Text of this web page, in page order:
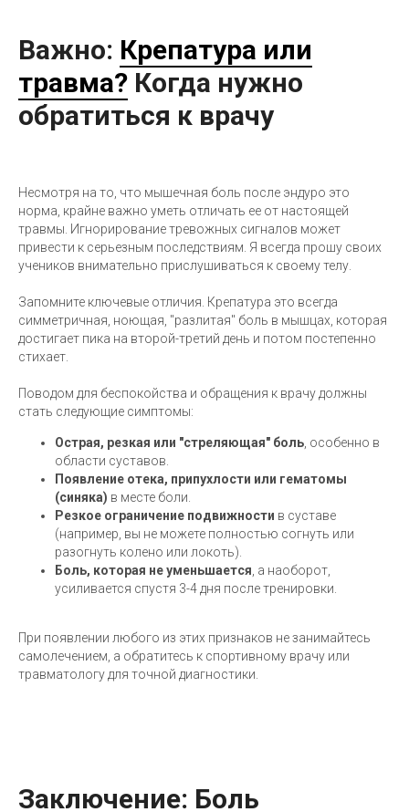
Важно: Крепатура или
травма? Когда нужно
обратиться к врачу
Несмотря на то, что мышечная боль после эндуро это
норма, крайне важно уметь отличать ее от настоящей
травмы. Игнорирование тревожных сигналов может
привести к серьезным последствиям. Я всегда прошу своих
учеников внимательно прислушиваться к своему телу.
Запомните ключевые отличия. Крепатура это всегда
симметричная, ноющая, "разлитая" боль в мышцах, которая
достигает пика на второй-третий день и потом постепенно
стихает.
Поводом для беспокойства и обращения к врачу должны
стать следующие симптомы:
Острая, резкая или "стреляющая" боль , особенно в
области суставов.
Появление отека, припухлости или гематомы
(синяка) в месте боли.
Резкое ограничение подвижности в суставе
(например, вы не можете полностью согнуть или
разогнуть колено или локоть).
Боль, которая не уменьшается , а наоборот,
усиливается спустя 3-4 дня после тренировки.
При появлении любого из этих признаков не занимайтесь
самолечением, а обратитесь к спортивному врачу или
травматологу для точной диагностики.
Заключение: Боль